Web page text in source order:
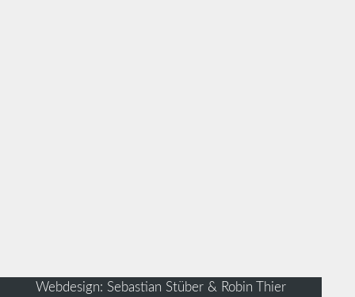
Webdesign: Sebastian Stüber & Robin Thier